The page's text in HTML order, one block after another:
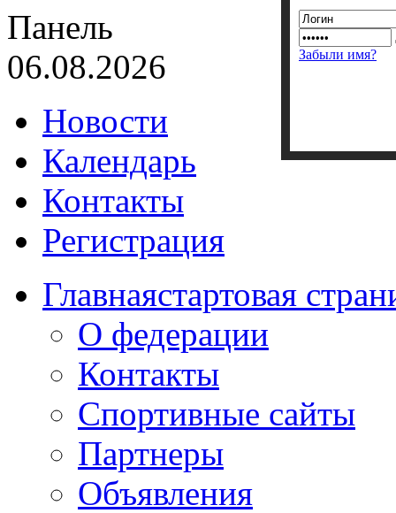
Забыли имя?
Панель
06.08.2026
Новости
Календарь
Контакты
Регистрация
Главнаястартовая
О федерации
Контакты
Спортивные сайты
Партнеры
Объявления